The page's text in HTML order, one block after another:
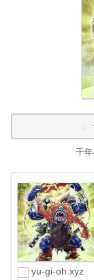
千
yu-gi-oh.xyz